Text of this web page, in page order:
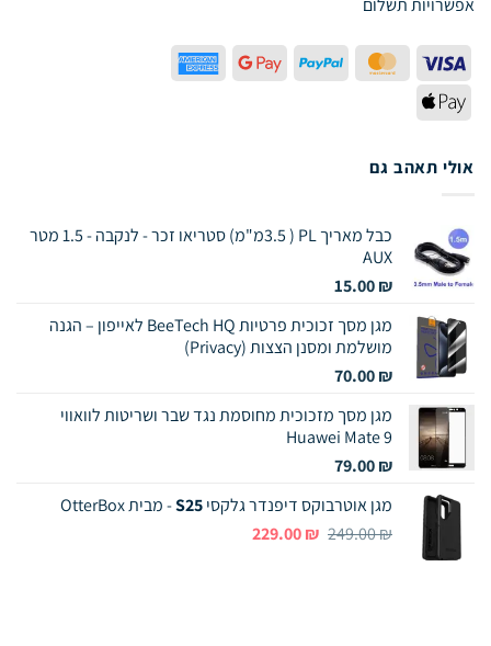
אפשרויות תשלום
Visa
MasterCard
PayPal
Google
Pay
Express
Apple
Pay
אולי תאהב גם
כבל מאריך PL ( 3.5מ"מ) סטריאו זכר - לנקבה - 1.5 מטר
AUX
15.00₪
מגן מסך זכוכית פרטיות BeeTech HQ לאייפון – הגנה
מושלמת ומסנן הצצות (Privacy)
70.00₪
מגן מסך מזכוכית מחוסמת נגד שבר ושריטות לוואווי
Huawei Mate 9
79.00₪
מגן אוטרבוקס דיפנדר גלקסיS25- מבית OtterBox
249.00₪
המחיר
229.00₪
המחיר